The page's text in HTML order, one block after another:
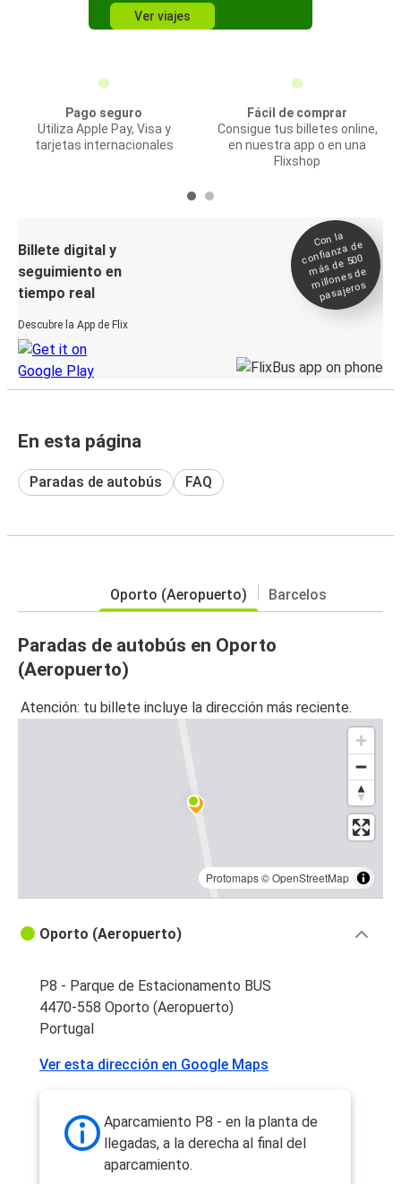
Ver viajes
Pago seguro
Utiliza Apple Pay, Visa y
tarjetas internacionales
Fácil de comprar
Consigue tus billetes online,
en nuestra app o en una
Flixshop
Billete digital y
seguimiento en
tiempo real
Descubre la App de Flix
Con la
confianza de
más de 500
millones de
pasajeros
En esta página
Paradas de autobús FAQ
Oporto (Aeropuerto) Barcelos
Paradas de autobús en Oporto
(Aeropuerto)
Atención: tu billete incluye la dirección más reciente.
Protomaps©OpenStreetMap
Oporto (Aeropuerto)
P8 - Parque de Estacionamento BUS
4470-558 Oporto (Aeropuerto)
Portugal
Ver esta dirección en Google Maps
Aparcamiento P8 - en la planta de
llegadas, a la derecha al final del
aparcamiento.